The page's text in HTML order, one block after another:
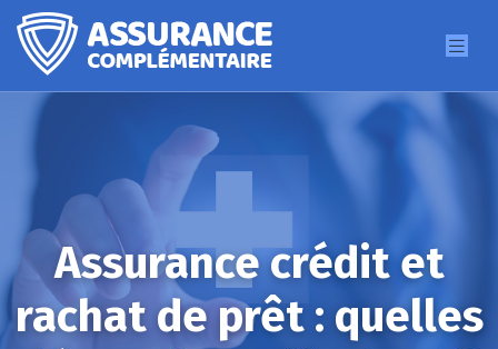
Assurance crédit et
rachat de prêt : quelles